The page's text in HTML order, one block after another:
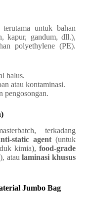
untuk bahan
kapur, gandum, dll.),
polyethylene (PE).
halus.
atau kontaminasi.
pengosongan.
terkadang
static agent (untuk
kimia),food-grade
ataulaminasi khusus
Jumbo Bag